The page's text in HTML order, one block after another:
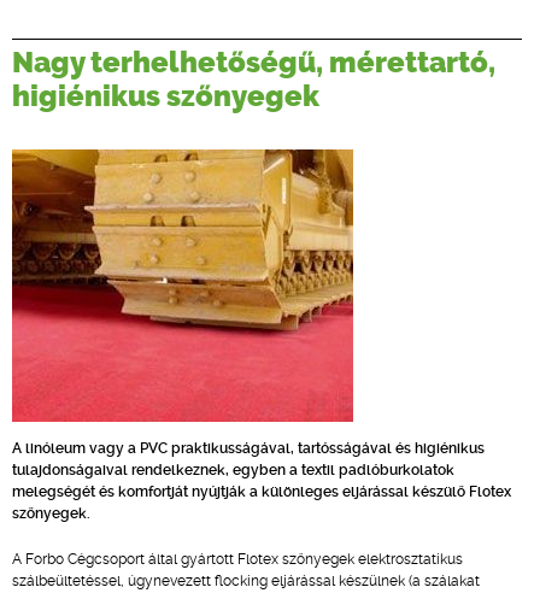
ONLINE KÉPZÉSEK
TERVEZÉSI SEGÉDLETEK
Nagy terhelhetőségű, mérettartó,
higiénikus szőnyegek
A linóleum vagy a PVC praktikusságával, tartósságával és higiénikus
tulajdonságaival rendelkeznek, egyben a textil padlóburkolatok
melegségét és komfortját nyújtják a különleges eljárással készülő Flotex
szőnyegek.
A Forbo Cégcsoport által gyártott Flotex szőnyegek elektrosztatikus
szálbeültetéssel, úgynevezett flocking eljárással készülnek (a szálakat